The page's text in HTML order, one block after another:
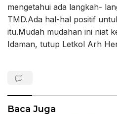
mengetahui ada langkah-
TMD.Ada hal-hal positif
itu.Mudah mudahan ini niat
Idaman, tutup Letkol Arh
Baca Juga